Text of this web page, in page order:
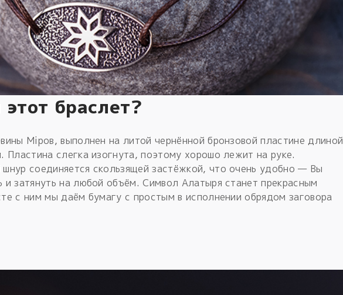
браслет?
Мiров, выполнен на литой чернённой бронзовой пластине длиной
слегка изогнута, поэтому хорошо лежит на руке.
соединяется скользящей застёжкой, что очень удобно — Вы
и затянуть на любой объём. Символ Алатыря станет прекрасным
с ним мы даём бумагу с простым в исполнении обрядом заговора